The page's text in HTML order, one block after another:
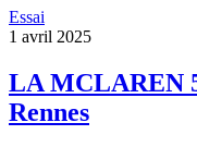
Essai
1 avril 2025
LA MCLAREN
Rennes